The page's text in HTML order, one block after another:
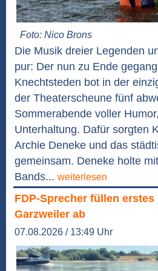
Foto: Nico Brons
Die Musik dreier Legenden
pur: Der nun zu Ende
Knechtsteden bot in der
der Theaterscheune fünf
Sommerabende voller
Unterhaltung. Dafür sorgten
Archie Deneke und das
gemeinsam. Deneke holte
Bands... weiterlesen
FDP-Sprecher füllen
Garzweiler ab
07.08.2026 / 13:49 Uhr